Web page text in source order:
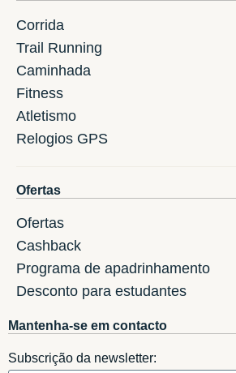
Corrida
Trail Running
Caminhada
Fitness
Atletismo
Relogios GPS
Ofertas
Ofertas
Cashback
Programa de apadrinhamento
Desconto para estudantes
Mantenha-se em contacto
Subscrição da newsletter: